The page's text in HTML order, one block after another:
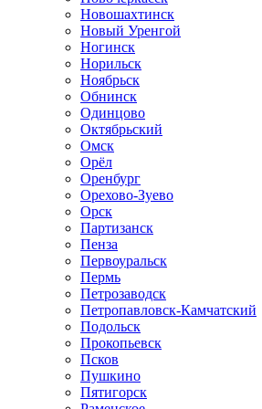
Новошахтинск
Новый Уренгой
Ногинск
Норильск
Ноябрьск
Обнинск
Одинцово
Октябрьский
Омск
Орёл
Оренбург
Орехово-Зуево
Орск
Партизанск
Пенза
Первоуральск
Пермь
Петрозаводск
Петропавловск-Камчатский
Подольск
Прокопьевск
Псков
Пушкино
Пятигорск